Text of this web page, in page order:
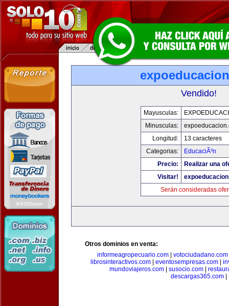
Vendido!
Mayusculas:
Minusculas:
Longitud:
13 caracteres
Categorias:
EducaciÃ³n
Precio:
Realizar una
Visitar!
Serán consideradas
Otros dominios en venta:
informeagropecuario.com| votociudadano.com
librosinteractivos.com| eventosempresas.com|
mundoviajeros.com| susocio.com|
descargas365.com